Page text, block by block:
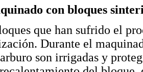
con bloques
que han sufrido el
Durante el
son irrigadas y